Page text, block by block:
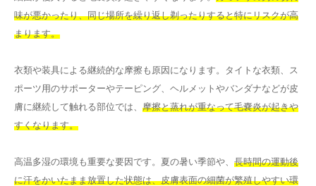
味が悪かったり、同じ場所を繰り返し剃ったりすると特にリスクが高
まります。
衣類や装具による継続的な摩擦も原因になります。タイトな衣類、ス
ポーツ用のサポーターやテーピング、ヘルメットやバンダナなどが皮
膚に継続して触れる部位では、 摩擦と蒸れが重なって毛嚢炎が起きや
すくなります。
高温多湿の環境も重要な要因です。夏の暑い季節や、 長時間の運動後
に汗をかいたまま放置した状態は、皮膚表面の細菌が繁殖しやすい環